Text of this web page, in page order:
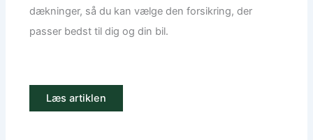
dækninger, så du kan vælge den forsikring, der
passer bedst til dig og din bil.
Læs artiklen